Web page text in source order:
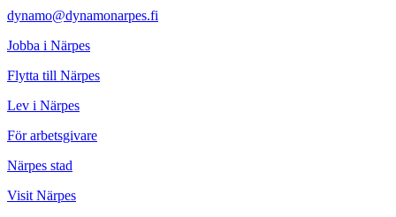
dynamo@dynamonarpes.fi
Jobba i Närpes
Flytta till Närpes
Lev i Närpes
För arbetsgivare
Närpes stad
Visit Närpes